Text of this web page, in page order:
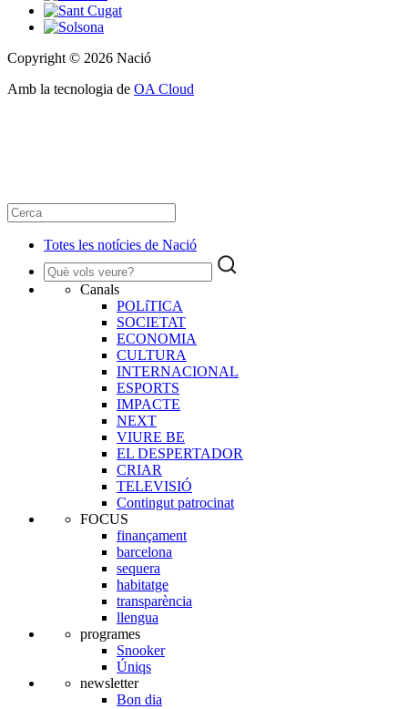
Copyright © 2026 Nació
Amb la tecnologia de OA Cloud
Totes les notícies de Nació
Canals
POLíTICA
SOCIETAT
ECONOMIA
CULTURA
INTERNACIONAL
ESPORTS
IMPACTE
NEXT
VIURE BE
EL DESPERTADOR
CRIAR
TELEVISIÓ
Contingut patrocinat
FOCUS
finançament
barcelona
sequera
habitatge
transparència
llengua
programes
Snooker
Úniqs
newsletter
Bon dia